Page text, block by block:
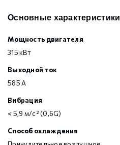
Основные характеристики
Мощность двигателя
315 кВт
Выходной ток
585 А
Вибрация
< 5,9 м/с² (0,6G)
Способ охлаждения